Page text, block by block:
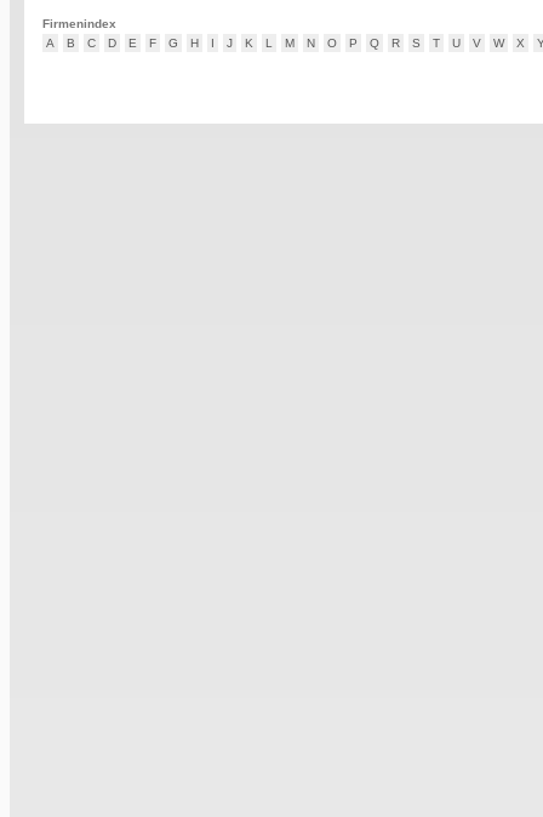
Firmenindex
A
B C D E F G H I J K L M N O P Q R S T U V W X